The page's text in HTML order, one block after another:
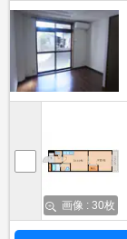
画像 : 30枚